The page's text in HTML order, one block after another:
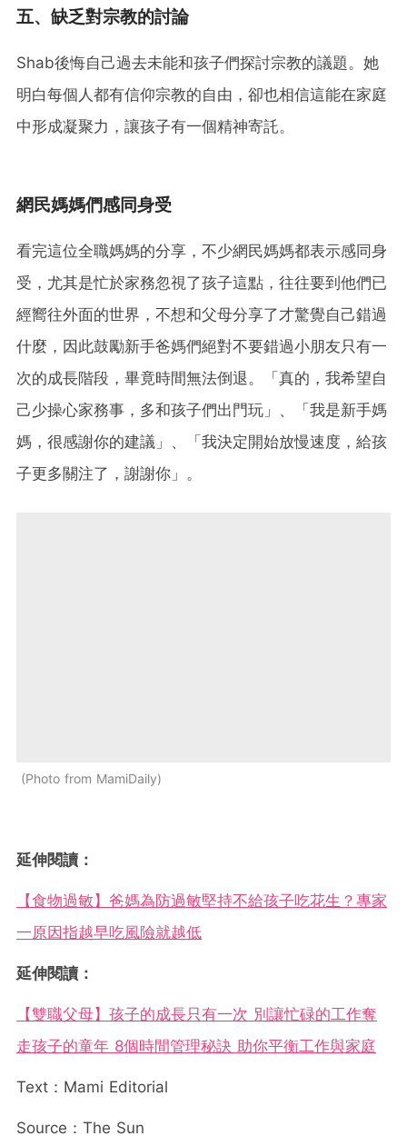
五、缺乏對宗教的討論
Shab後悔自己過去未能和孩子們探討宗教的議題。她
明白每個人都有信仰宗教的自由，卻也相信這能在家庭
中形成凝聚力，讓孩子有一個精神寄託。
網民媽媽們感同身受
看完這位全職媽媽的分享，不少網民媽媽都表示感同身
受，尤其是忙於家務忽視了孩子這點，往往要到他們已
經嚮往外面的世界，不想和父母分享了才驚覺自己錯過
什麼，因此鼓勵新手爸媽們絕對不要錯過小朋友只有一
次的成長階段，畢竟時間無法倒退。「真的，我希望自
己少操心家務事，多和孩子們出門玩」、「我是新手媽
媽，很感謝你的建議」、「我決定開始放慢速度，給孩
子更多關注了，謝謝你」。
Photo from MamiDaily
延伸閱讀：
【食物過敏】爸媽為防過敏堅持不給孩子吃花生？專家
一原因指越早吃風險就越低
延伸閱讀：
【雙職父母】孩子的成長只有一次 別讓忙碌的工作奪
走孩子的童年 8個時間管理秘訣 助你平衡工作與家庭
Text：Mami Editorial
Source：The Sun